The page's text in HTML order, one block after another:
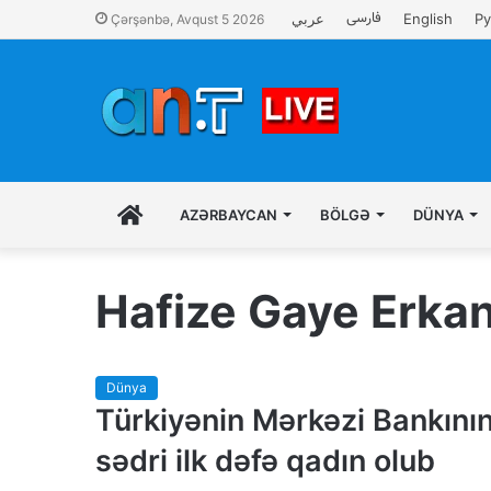
Çərşənbə, Avqust 5 2026 عربي فارسی English
İLK AZƏRBAYCAN BÖLGƏ DÜNYA
Hafize Gaye
Dünya
Türkiyənin Mərkəzi
sədri ilk dəfə qadın olub